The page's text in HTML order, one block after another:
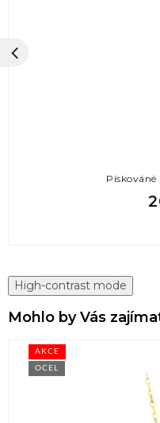
Pískováné
High-contrast mode
Mohlo by Vás
AKCE
OCEL